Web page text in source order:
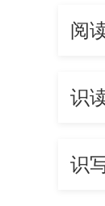
阅
识
识